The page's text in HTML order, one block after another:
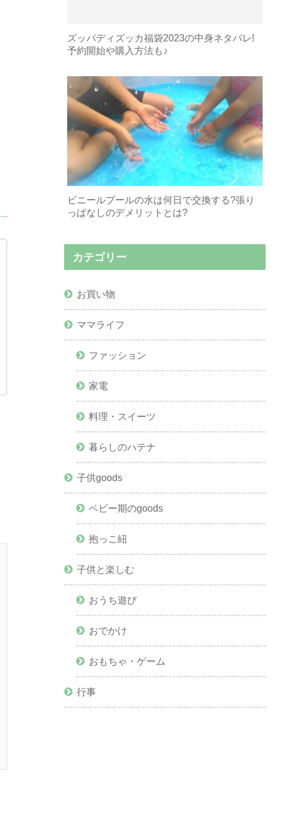
ズッパディズッカ福袋2023の中身ネタバレ!
予約開始や購入方法も♪
ビニールプールの水は何日で交換する?張り
っぱなしのデメリットとは?
カテゴリー
お買い物
ママライフ
ファッション
家電
料理・スイーツ
暮らしのハテナ
子供goods
ベビー期のgoods
抱っこ紐
子供と楽しむ
おうち遊び
おでかけ
おもちゃ・ゲーム
行事